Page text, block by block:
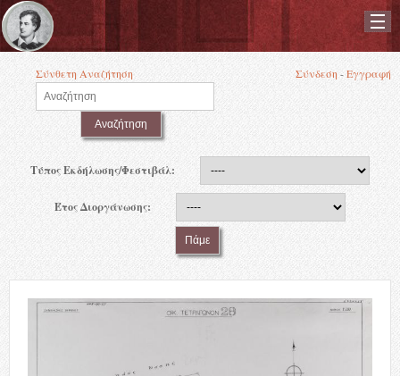
Skip to main content
Σύνδεση -Εγγραφή
Σύνθετη Αναζήτηση
Τύπος Εκδήλωσης/Φεστιβάλ:
Έτος Διοργάνωσης: